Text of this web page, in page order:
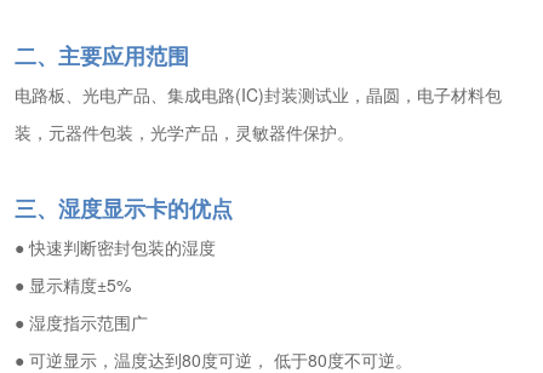
二、主要应用范围
电路板、光电产品、集成电路(IC)封装测试业，晶圆，电子材料包
装，元器件包装，光学产品，灵敏器件保护。
三、湿度显示卡的优点
● 快速判断密封包装的湿度
● 显示精度±5%
● 湿度指示范围广
● 可逆显示，温度达到80度可逆， 低于80度不可逆。